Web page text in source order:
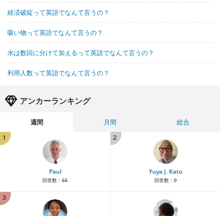
経済破綻って英語でなんて言うの？
吸い物って英語でなんて言うの？
水は数回に分けて加えるって英語でなんて言うの？
利用人数って英語でなんて言うの？
アンカーランキング
週間 月間
総合
1
Paul
回答数： 66
2
Yuya J. Kato
回答数： 0
3